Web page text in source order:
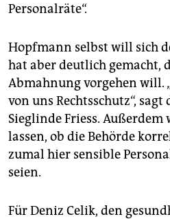
Personalräte“.
Hopfmann selbst will sich
hat aber deutlich gemacht,
Abmahnung vorgehen will.
von uns Rechtsschutz“,
Sieglinde Friess.
lassen, ob die Behörde
zumal hier sensible
seien.
Für Deniz Celik, den